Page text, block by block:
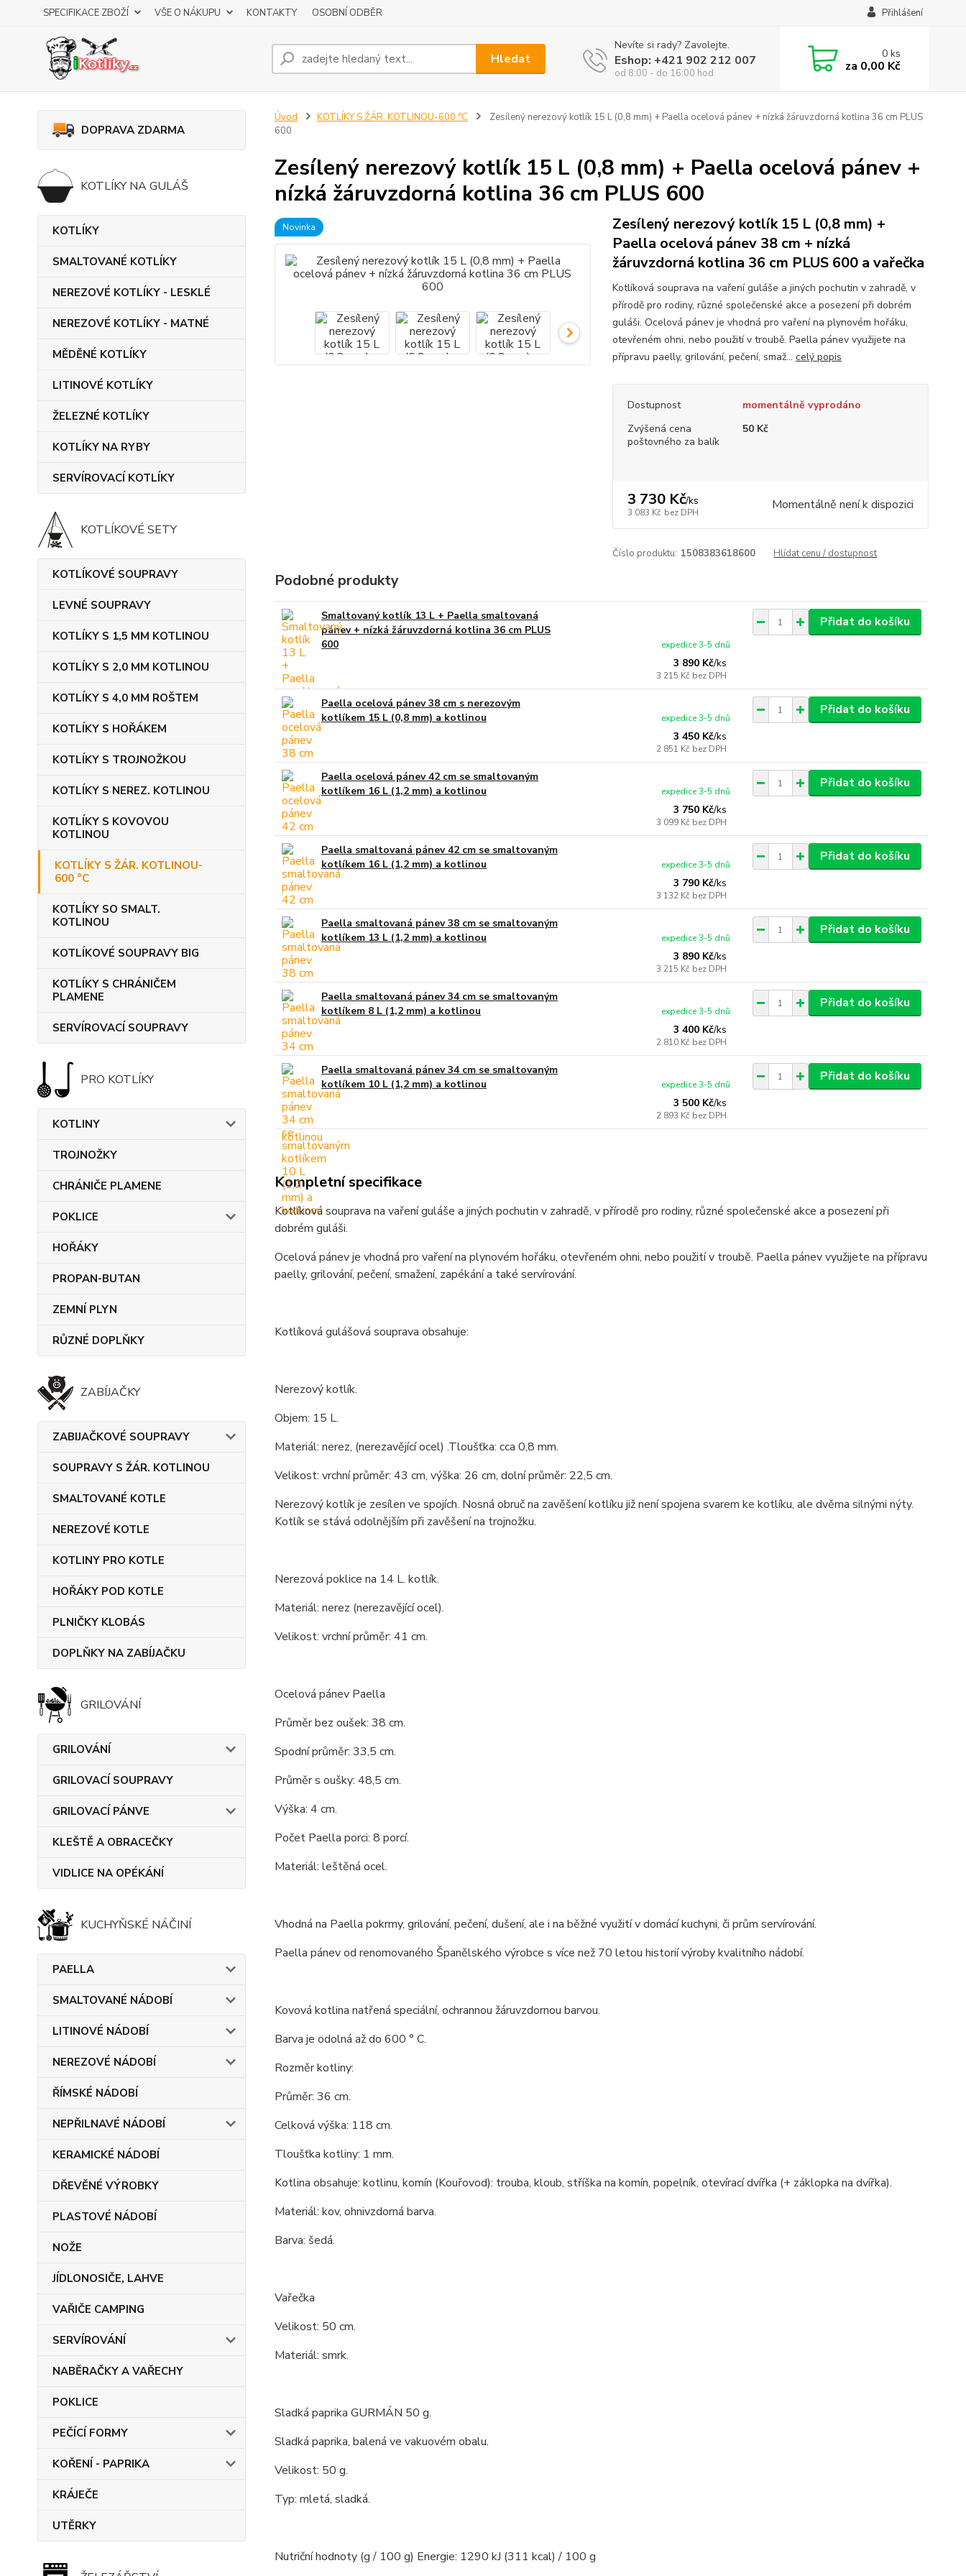
SPECIFIKACE ZBOŽÍ VŠE O NÁKUPU KONTAKTY OSOBNÍ ODBĚR Přihlášení
Hledat
Nevíte si rady? Zavolejte.
Eshop: +421 902 212 007
od 8:00 - do 16:00 hod
0ks
za 0,00 Kč
DOPRAVA ZDARMA
KOTLÍKY NA GULÁŠ
KOTLÍKY
SMALTOVANÉ KOTLÍKY
NEREZOVÉ KOTLÍKY - LESKLÉ
NEREZOVÉ KOTLÍKY - MATNÉ
MĚDĚNÉ KOTLÍKY
LITINOVÉ KOTLÍKY
ŽELEZNÉ KOTLÍKY
KOTLÍKY NA RYBY
SERVÍROVACÍ KOTLÍKY
KOTLÍKOVÉ SETY
KOTLÍKOVÉ SOUPRAVY
LEVNÉ SOUPRAVY
KOTLÍKY S 1,5 MM KOTLINOU
KOTLÍKY S 2,0 MM KOTLINOU
KOTLÍKY S 4,0 MM ROŠTEM
KOTLÍKY S HOŘÁKEM
KOTLÍKY S TROJNOŽKOU
KOTLÍKY S NEREZ. KOTLINOU
KOTLÍKY S KOVOVOU
KOTLINOU
KOTLÍKY S ŽÁR. KOTLINOU-
600 °C
KOTLÍKY SO SMALT.
KOTLINOU
KOTLÍKOVÉ SOUPRAVY BIG
KOTLÍKY S CHRÁNIČEM
PLAMENE
SERVÍROVACÍ SOUPRAVY
PRO KOTLÍKY
KOTLINY
TROJNOŽKY
CHRÁNIČE PLAMENE
POKLICE
HOŘÁKY
PROPAN-BUTAN
ZEMNÍ PLYN
RŮZNÉ DOPLŇKY
ZABÍJAČKY
ZABIJAČKOVÉ SOUPRAVY
SOUPRAVY S ŽÁR. KOTLINOU
SMALTOVANÉ KOTLE
NEREZOVÉ KOTLE
KOTLINY PRO KOTLE
HOŘÁKY POD KOTLE
PLNIČKY KLOBÁS
DOPLŇKY NA ZABÍJAČKU
GRILOVÁNÍ
GRILOVÁNÍ
GRILOVACÍ SOUPRAVY
GRILOVACÍ PÁNVE
KLEŠTĚ A OBRACEČKY
VIDLICE NA OPÉKÁNÍ
KUCHYŇSKÉ NÁČINÍ
PAELLA
SMALTOVANÉ NÁDOBÍ
LITINOVÉ NÁDOBÍ
NEREZOVÉ NÁDOBÍ
ŘÍMSKÉ NÁDOBÍ
NEPŘILNAVÉ NÁDOBÍ
KERAMICKÉ NÁDOBÍ
DŘEVĚNÉ VÝROBKY
PLASTOVÉ NÁDOBÍ
NOŽE
JÍDLONOSIČE, LAHVE
VAŘIČE CAMPING
SERVÍROVÁNÍ
NABĚRAČKY A VAŘECHY
POKLICE
PEČÍCÍ FORMY
KOŘENÍ - PAPRIKA
KRÁJEČE
UTĚRKY
Úvod KOTLÍKY S ŽÁR. KOTLINOU-600 °C
Zesílený nerezový kotlík 15 L (0,8 mm) + Paella ocelová pánev + nízká žáruvzdorná kotlina 36 cm PLUS
600
Zesílený nerezový kotlík 15 L (0,8 mm) + Paella ocelová pánev +
nízká žáruvzdorná kotlina 36 cm PLUS 600
Novinka
Zesílený nerezový kotlík 15 L (0,8 mm) +
Paella ocelová pánev 38 cm + nízká
žáruvzdorná kotlina 36 cm PLUS 600 a vařečka
Kotlíková souprava na vaření guláše a jiných pochutin v zahradě, v
přírodě pro rodiny, různé společenské akce a posezení při dobrém
guláši. Ocelová pánev je vhodná pro vaření na plynovém hořáku,
otevřeném ohni, nebo použití v troubě. Paella pánev využijete na
přípravu paelly, grilování, pečení, smaž... celý popis
Dostupnost
momentálně vyprodáno
Zvýšená cena
poštovného za balík
50 Kč
3 730 Kč/ks
3 083 Kč bez DPH Momentálně není k dispozici
Číslo produktu: 1508383618600 Hlídat cenu / dostupnost
Podobné produkty
Smaltovaný kotlík 13 L + Paella smaltovaná
pánev + nízká žáruvzdorná kotlina 36 cm PLUS
600
3 890 Kč/ks
3 215 Kč bez DPH
expedice 3-5 dnů
Přidat do košíku
Paella ocelová pánev 38 cm s nerezovým
kotlíkem 15 L (0,8 mm) a kotlinou
3 450 Kč/ks
2 851 Kč bez DPH
expedice 3-5 dnů
Přidat do košíku
Paella ocelová pánev 42 cm se smaltovaným
kotlíkem 16 L (1,2 mm) a kotlinou
3 750 Kč/ks
3 099 Kč bez DPH
expedice 3-5 dnů
Přidat do košíku
Paella smaltovaná pánev 42 cm se smaltovaným
kotlíkem 16 L (1,2 mm) a kotlinou
3 790 Kč/ks
3 132 Kč bez DPH
expedice 3-5 dnů
Přidat do košíku
Paella smaltovaná pánev 38 cm se smaltovaným
kotlíkem 13 L (1,2 mm) a kotlinou
3 890 Kč/ks
3 215 Kč bez DPH
expedice 3-5 dnů
Přidat do košíku
Paella smaltovaná pánev 34 cm se smaltovaným
kotlíkem 8 L (1,2 mm) a kotlinou
3 400 Kč/ks
2 810 Kč bez DPH
expedice 3-5 dnů
Přidat do košíku
Paella smaltovaná pánev 34 cm se smaltovaným
kotlíkem 10 L (1,2 mm) a kotlinou
3 500 Kč/ks
2 893 Kč bez DPH
expedice 3-5 dnů
Přidat do košíku
Kompletní specifikace
Kotlíková souprava na vaření guláše a jiných pochutin v zahradě, v přírodě pro rodiny, různé společenské akce a posezení při
dobrém guláši.
Ocelová pánev je vhodná pro vaření na plynovém hořáku, otevřeném ohni, nebo použití v troubě. Paella pánev využijete na přípravu
paelly, grilování, pečení, smažení, zapékání a také servírování.
Kotlíková gulášová souprava obsahuje:
Nerezový kotlík.
Objem: 15 L.
Materiál: nerez, (nerezavějící ocel) .Tloušťka: cca 0,8 mm.
Velikost: vrchní průměr: 43 cm, výška: 26 cm, dolní průměr: 22,5 cm.
Nerezový kotlík je zesílen ve spojích. Nosná obruč na zavěšení kotlíku již není spojena svarem ke kotlíku, ale dvěma silnými nýty.
Kotlík se stává odolnějším při zavěšení na trojnožku.
Nerezová poklice na 14 L. kotlík.
Materiál: nerez (nerezavějící ocel).
Velikost: vrchní průměr: 41 cm.
Ocelová pánev Paella
Průměr bez oušek: 38 cm.
Spodní průměr: 33,5 cm.
Průměr s oušky: 48,5 cm.
Výška: 4 cm.
Počet Paella porci: 8 porcí.
Materiál: leštěná ocel.
Vhodná na Paella pokrmy, grilování, pečení, dušení, ale i na běžné využití v domácí kuchyni, či prům servírování.
Paella pánev od renomovaného Španělského výrobce s více než 70 letou historií výroby kvalitního nádobí.
Kovová kotlina natřená speciální, ochrannou žáruvzdornou barvou.
Barva je odolná až do 600 ° C.
Rozměr kotliny:
Průměr: 36 cm.
Celková výška: 118 cm.
Tloušťka kotliny: 1 mm.
Kotlina obsahuje: kotlinu, komín (Kouřovod): trouba, kloub, stříška na komín, popelník, otevírací dvířka (+ záklopka na dvířka).
Materiál: kov, ohnivzdorná barva.
Barva: šedá.
Vařečka
Velikost: 50 cm.
Materiál: smrk.
Sladká paprika GURMÁN 50 g.
Sladká paprika, balená ve vakuovém obalu.
Velikost: 50 g.
Typ: mletá, sladká.
Nutriční hodnoty (g / 100 g) Energie: 1290 kJ (311 kcal) / 100 g